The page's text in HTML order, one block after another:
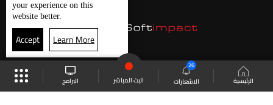
الرئيسية الاشعارات
26
البث المباشر البرامج
your experience on this
website better.
Accept Learn More
موقع البرامج الجدول البث المباشر